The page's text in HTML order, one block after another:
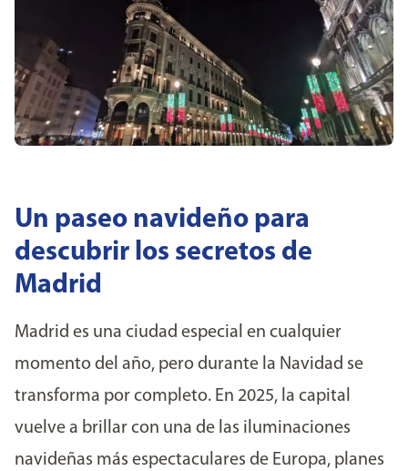
Un paseo navideño para
descubrir los secretos de
Madrid
Madrid es una ciudad especial en cualquier
momento del año, pero durante la Navidad se
transforma por completo. En 2025, la capital
vuelve a brillar con una de las iluminaciones
navideñas más espectaculares de Europa, planes